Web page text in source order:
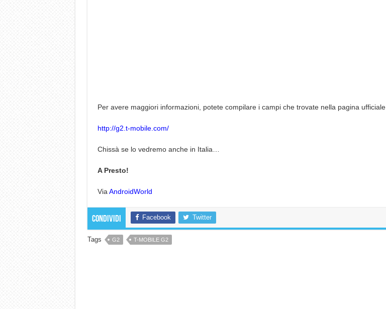
Per avere maggiori informazioni, potete compilare i campi che trovate nella pagina ufficiale
http://g2.t-mobile.com/
Chissà se lo vedremo anche in Italia…
A Presto!
Via AndroidWorld
Condividi Facebook Twitter
Tags G2 T-MOBILE G2